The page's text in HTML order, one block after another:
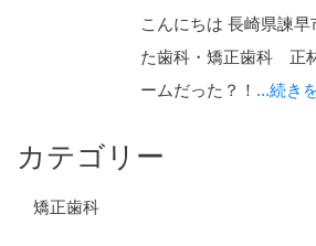
こんにちは 長崎県諫
た歯科・矯正歯科 正
ームだった？！ ...続き
カテゴリー
矯正歯科